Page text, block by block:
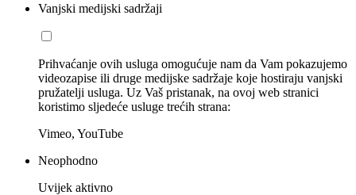
Vanjski medijski sadržaji
Prihvaćanje ovih usluga omogućuje nam da Vam pokazujemo
videozapise ili druge medijske sadržaje koje hostiraju vanjski
pružatelji usluga. Uz Vaš pristanak, na ovoj web stranici
koristimo sljedeće usluge trećih strana:
Vimeo, YouTube
Neophodno
Uvijek aktivno